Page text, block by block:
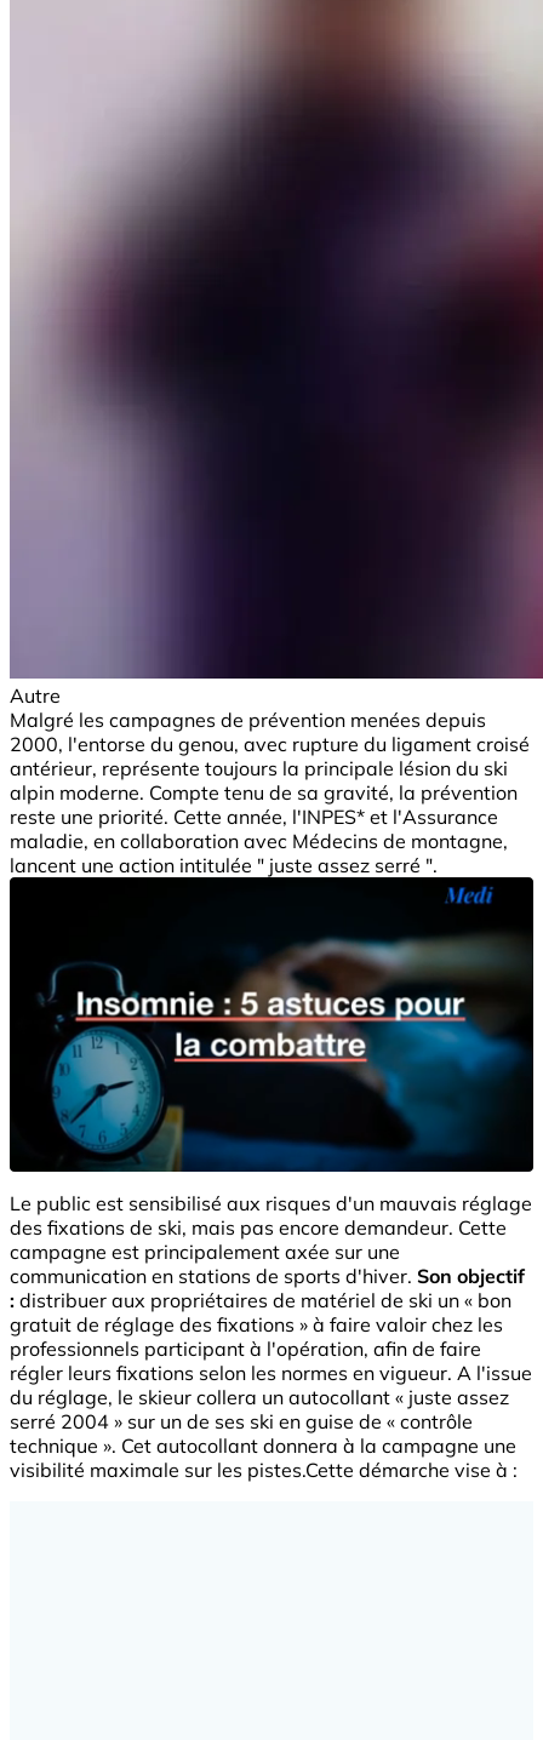
Autre
Malgré les campagnes de prévention menées depuis
2000, l'entorse du genou, avec rupture du ligament croisé
antérieur, représente toujours la principale lésion du ski
alpin moderne. Compte tenu de sa gravité, la prévention
reste une priorité. Cette année, l'INPES* et l'Assurance
maladie, en collaboration avec Médecins de montagne,
lancent une action intitulée " juste assez serré ".
Le public est sensibilisé aux risques d'un mauvais réglage
des fixations de ski, mais pas encore demandeur. Cette
campagne est principalement axée sur une
communication en stations de sports d'hiver. Son objectif
: distribuer aux propriétaires de matériel de ski un « bon
gratuit de réglage des fixations » à faire valoir chez les
professionnels participant à l'opération, afin de faire
régler leurs fixations selon les normes en vigueur. A l'issue
du réglage, le skieur collera un autocollant « juste assez
serré 2004 » sur un de ses ski en guise de « contrôle
technique ». Cet autocollant donnera à la campagne une
visibilité maximale sur les pistes.Cette démarche vise à :